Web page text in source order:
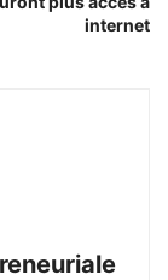
internet